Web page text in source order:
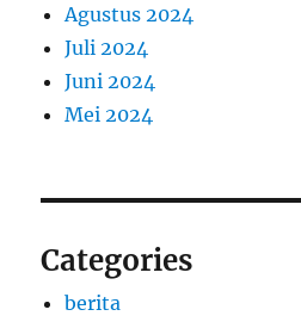
Agustus 2024
Juli 2024
Juni 2024
Mei 2024
Categories
berita